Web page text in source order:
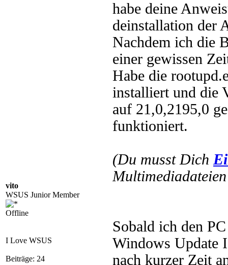
vito
WSUS Junior Member
Offline
I Love WSUS
Beiträge: 24
habe deine
deinstallation der
Nachdem ich die
einer gewissen
Habe die
installiert und die
auf 21,0,2195,0
funktioniert.
(Du musst Dich
Sobald ich den
Windows Update
nach kurzer Zeit